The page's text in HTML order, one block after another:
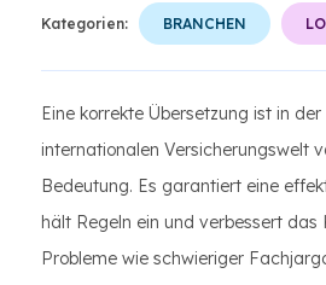
Kategorien: BRANCHEN
Eine korrekte Übersetzung ist in
internationalen Versicherungswelt
Bedeutung. Es garantiert eine
hält Regeln ein und verbessert das
Probleme wie schwieriger